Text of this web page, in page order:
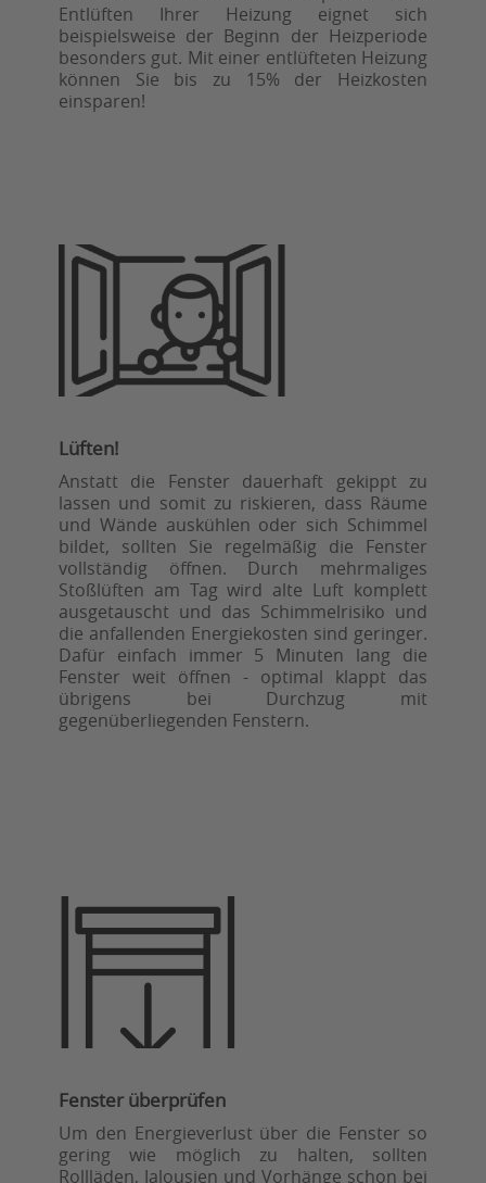
Entlüften Ihrer Heizung eignet sich
beispielsweise der Beginn der Heizperiode
besonders gut. Mit einer entlüfteten Heizung
können Sie bis zu 15% der Heizkosten
einsparen!
Lüften!
Anstatt die Fenster dauerhaft gekippt zu
lassen und somit zu riskieren, dass Räume
und Wände auskühlen oder sich Schimmel
bildet, sollten Sie regelmäßig die Fenster
vollständig öffnen. Durch mehrmaliges
Stoßlüften am Tag wird alte Luft komplett
ausgetauscht und das Schimmelrisiko und
die anfallenden Energiekosten sind geringer.
Dafür einfach immer 5 Minuten lang die
Fenster weit öffnen - optimal klappt das
übrigens bei Durchzug mit
gegenüberliegenden Fenstern.
Fenster überprüfen
Um den Energieverlust über die Fenster so
gering wie möglich zu halten, sollten
Rollläden, Jalousien und Vorhänge schon bei